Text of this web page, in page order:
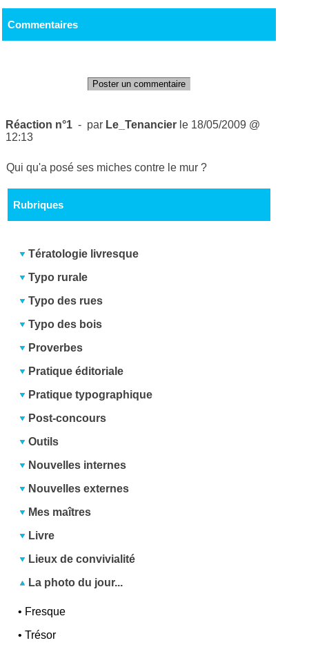
Commentaires
Poster un commentaire
Réaction n°1 - par Le_Tenancier le 18/05/2009 @
12:13
Qui qu'a posé ses miches contre le mur ?
Rubriques
Tératologie livresque
Typo rurale
Typo des rues
Typo des bois
Proverbes
Pratique éditoriale
Pratique typographique
Post-concours
Outils
Nouvelles internes
Nouvelles externes
Mes maîtres
Livre
Lieux de convivialité
La photo du jour...
• Fresque
•Trésor